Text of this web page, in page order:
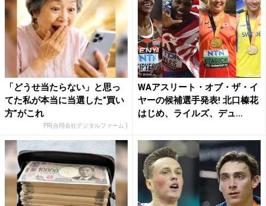
「どうせ当たらない」と思っ
てた私が本当に当選した“買い
方”がこれ
PR(合同会社デジタルファーム )
WAアスリート・オブ・ザ・イ
ヤーの候補選手発表! 北口榛花
はじめ、ライルズ、デュ...